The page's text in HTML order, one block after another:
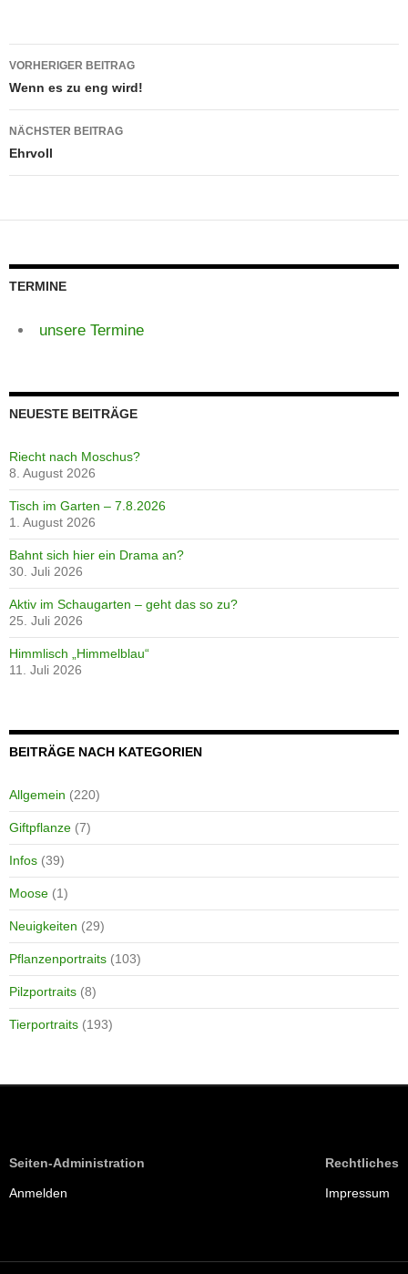
Beitragsnavigation
VORHERIGER BEITRAG
Wenn es zu eng wird!
NÄCHSTER BEITRAG
Ehrvoll
TERMINE
unsere Termine
NEUESTE BEITRÄGE
Riecht nach Moschus?
8. August 2026
Tisch im Garten – 7.8.2026
1. August 2026
Bahnt sich hier ein Drama an?
30. Juli 2026
Aktiv im Schaugarten – geht das so zu?
25. Juli 2026
Himmlisch „Himmelblau“
11. Juli 2026
BEITRÄGE NACH KATEGORIEN
Allgemein (220)
Giftpflanze (7)
Infos (39)
Moose (1)
Neuigkeiten (29)
Pflanzenportraits (103)
Pilzportraits (8)
Tierportraits (193)
Seiten-Administration
Anmelden
Rechtliches
Impressum